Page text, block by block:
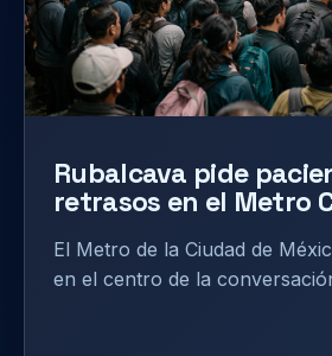
Rubalcava pide
retrasos en el Metro
El Metro de la Ciudad de
en el centro de la